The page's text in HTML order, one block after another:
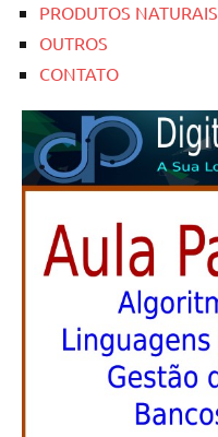
PRODUTOS NATURAIS
OUTROS
CONTATO